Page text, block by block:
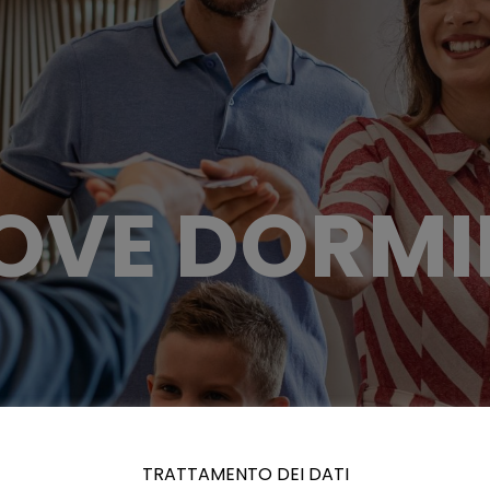
TRATTAMENTO DEI DATI